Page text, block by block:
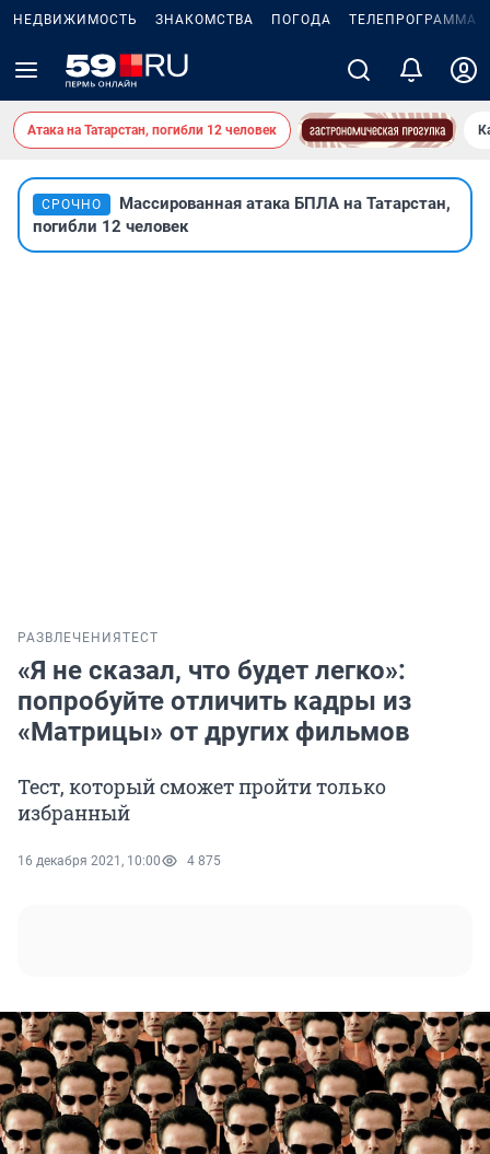
НЕДВИЖИМОСТЬ ЗНАКОМСТВА ПОГОДА ТЕЛЕПРОГРАММА
Атака на Татарстан, погибли 12 человек
СРОЧНО
Массированная атака БПЛА на Татарстан,
погибли 12 человек
РАЗВЛЕЧЕНИЯ ТЕСТ
«Я не сказал, что будет легко»:
попробуйте отличить кадры из
«Матрицы» от других фильмов
Тест, который сможет пройти только
избранный
16 декабря 2021, 10:00 4 875